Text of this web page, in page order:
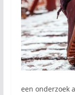
een onderzoek